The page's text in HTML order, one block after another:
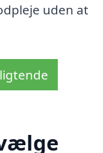
uden at